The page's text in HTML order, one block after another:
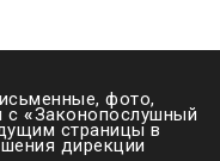
фото,
с «Законопослушный
страницы в
дирекции